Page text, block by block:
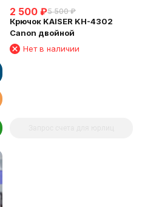
2 500 ₽5 500 ₽
Крючок KAISER KH-4302
Canon двойной
Нет в наличии